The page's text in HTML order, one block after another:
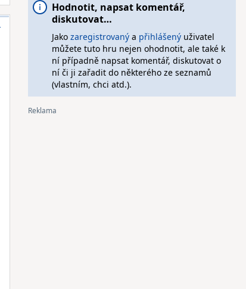
Hodnotit, napsat komentář,
diskutovat…
Jako zaregistrovanýa přihlášenýuživatel
můžete tuto hru nejen ohodnotit, ale také k
ní případně napsat komentář, diskutovat o
ní či ji zařadit do některého ze seznamů
(vlastním, chci atd.).